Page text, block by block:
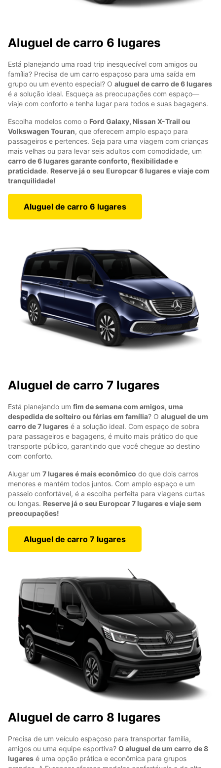
Aluguel de carro 6 lugares
Está planejando uma road trip inesquecível com amigos ou
família? Precisa de um carro espaçoso para uma saída em
grupo ou um evento especial? O aluguel de carro de 6 lugares
é a solução ideal. Esqueça as preocupações com espaço—
viaje com conforto e tenha lugar para todos e suas bagagens.
Escolha modelos como o Ford Galaxy, Nissan X-Trail ou
Volkswagen Touran, que oferecem amplo espaço para
passageiros e pertences. Seja para uma viagem com crianças
mais velhas ou para levar seis adultos com comodidade, um
carro de 6 lugares garante conforto, flexibilidade e
praticidade. Reserve já o seu Europcar 6 lugares e viaje com
tranquilidade!
Aluguel de carro 6 lugares
Aluguel de carro 7 lugares
Está planejando um fim de semana com amigos, uma
despedida de solteiro ou férias em família? O aluguel de um
carro de 7 lugares é a solução ideal. Com espaço de sobra
para passageiros e bagagens, é muito mais prático do que
transporte público, garantindo que você chegue ao destino
com conforto.
Alugar um 7 lugares é mais econômico do que dois carros
menores e mantém todos juntos. Com amplo espaço e um
passeio confortável, é a escolha perfeita para viagens curtas
ou longas. Reserve já o seu Europcar 7 lugares e viaje sem
preocupações!
Aluguel de carro 7 lugares
Aluguel de carro 8 lugares
Precisa de um veículo espaçoso para transportar família,
amigos ou uma equipe esportiva? O aluguel de um carro de 8
lugares é uma opção prática e econômica para grupos